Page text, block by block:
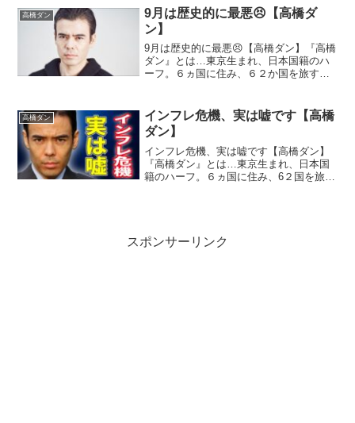
にインターンシップ従事。２６歳でメン
ターとヘッジファンド立...
高橋ダン
9月は歴史的に最悪😣【高橋ダ
ン】
9月は歴史的に最悪😣【高橋ダン】『高橋
ダン』とは…東京生まれ、日本国籍のハ
ーフ。６ヵ国に住み、６２か国を旅す
プ従事。２６歳でメンターとヘッジファ
ンド立ち上げ、３０歳で自...
高橋ダン
インフレ危機、実は嘘です【高橋
ダン】
インフレ危機、実は嘘です【高橋ダン】
『高橋ダン』とは…東京生まれ、日本国
籍のハーフ。６ヵ国に住み、6２国を旅す
スポンサーリンク